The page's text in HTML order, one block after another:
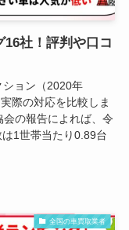
社！評判や口コ
ョン（2020年
際の対応を比較しま
の報告によれば、令
1世帯当たり0.89台
全国の車買取業者